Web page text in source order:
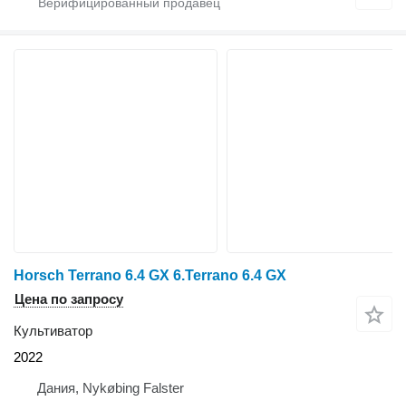
Horsch Terrano 6.4 GX 6.Terrano 6.4 GX
Цена по запросу
Культиватор
2022
Дания, Nykøbing Falster